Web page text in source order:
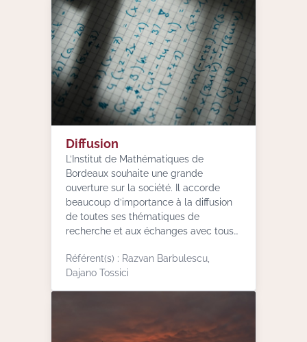
Diffusion
L’Institut de Mathématiques de
Bordeaux souhaite une grande
ouverture sur la société. Il accorde
beaucoup d’importance à la diffusion
de toutes ses thématiques de
recherche et aux échanges avec tous
Référent(s) : Razvan Barbulescu,
Dajano Tossici